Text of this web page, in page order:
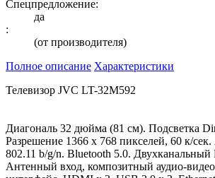
Спецпредложение:
да
:
(от производителя)
Полное описание Характеристики
Телевизор JVC LT-32M592
Диагональ 32 дюйма (81 см). Подсветка
Разрешение 1366 x 768 пикселей, 60 к/
802.11 b/g/n. Bluetooth 5.0.
Антенный вход, композитный аудио-